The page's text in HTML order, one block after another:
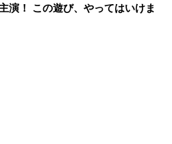
演！ この遊び、やってはいけま